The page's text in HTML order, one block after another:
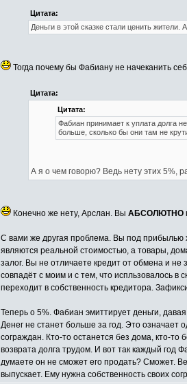
Цитата:
Деньги в этой сказке стали ценить жители.
Тогда почему бы Фабиану не начеканить
Цитата:
Цитата:
Фабиан принимает к уплата долга
больше, сколько бы они там не
А я о чем говорю? Ведь нету этих 5%,
Конечно же нету, Арслан. Вы АБСОЛЮТНО
С вами же другая проблема. Вы под прибылью
являются реальной стоимостью, а товары,
залог. Вы не отличаете кредит от обмена и
совпадёт с моим и с тем, что испльзовалось в
переходит в собственность кредитора.
Теперь о 5%. Фабиан эмиттирует деньги,
Денег не станет больше за год. Это означает
сограждан. Кто-то останется без дома, кто-то
возврата долга трудом. И вот так каждый год
думаете он не сможет его продать? Сможет.
выпускает. Ему нужна собственность своих